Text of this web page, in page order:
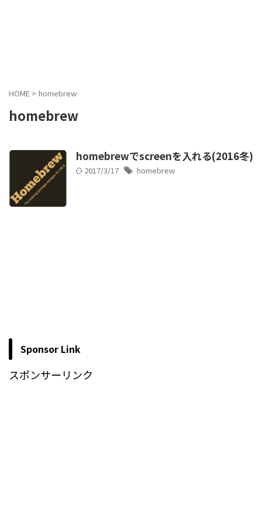
HOME > homebrew
homebrew
homebrewでscreenを入れる(2016冬)
2017/3/17 homebrew
Sponsor Link
スポンサーリンク